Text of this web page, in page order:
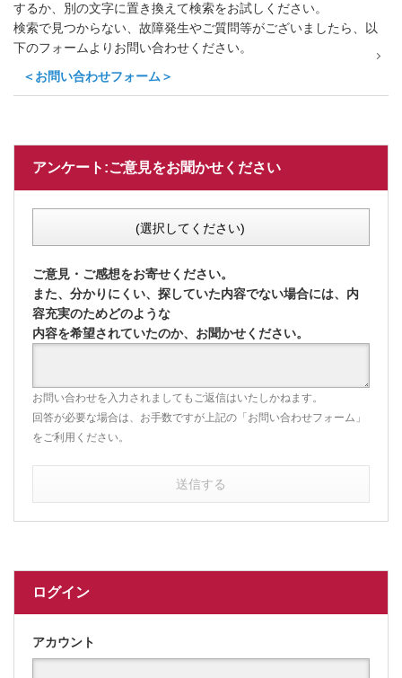
するか、別の文字に置き換えて検索をお試しください。
検索で見つからない、故障発生やご質問等がございましたら、以
下のフォームよりお問い合わせください。
＜お問い合わせフォーム＞
アンケート:ご意見をお聞かせください
(選択してください)
ご意見・ご感想をお寄せください。
また、分かりにくい、探していた内容でない場合には、内
容充実のためどのような
内容を希望されていたのか、お聞かせください。
お問い合わせを入力されましてもご返信はいたしかねます。
回答が必要な場合は、お手数ですが上記の「お問い合わせフォーム」
をご利用ください。
送信する
ログイン
アカウント